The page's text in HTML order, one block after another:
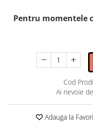
Pentru momentele
Cod
Ai nevoie
Adauga la